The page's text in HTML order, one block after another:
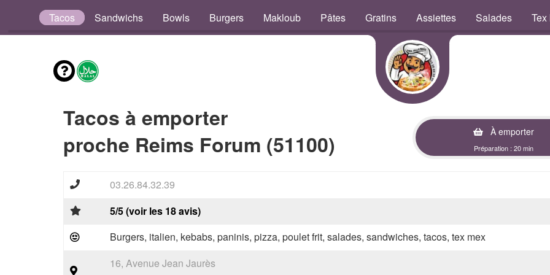
Tacos Sandwichs Bowls Burgers Makloub Pâtes Gratins Assiettes Salades Tex
Tacos à emporter
proche Reims Forum (51100)
À emporter
Préparation : 20 min
03.26.84.32.39
5/5 (voir les 18 avis)
Burgers, italien, kebabs, paninis, pizza, poulet frit, salades, sandwiches, tacos, tex mex
16, Avenue Jean Jaurès